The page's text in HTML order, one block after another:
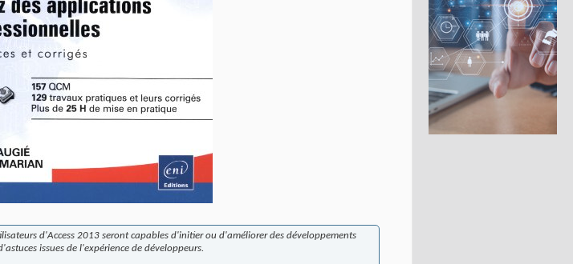
d'Access 2013 seront capables d'initier ou d'améliorer des développements
issues de l'expérience de développeurs.